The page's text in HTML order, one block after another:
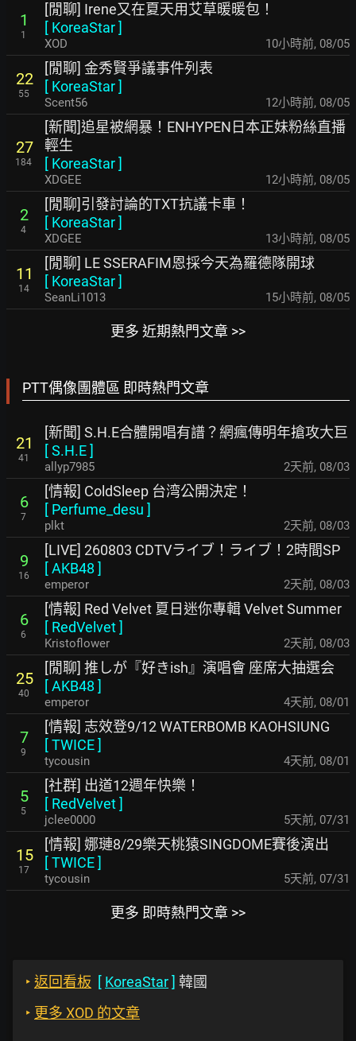
1
1
[閒聊] Irene又在夏天用艾草暖暖包！
[ KoreaStar]
XOD 10小時前, 08/05
22
55
[閒聊] 金秀賢爭議事件列表
[ KoreaStar]
Scent56 12小時前, 08/05
27
184
[新聞]追星被網暴！ENHYPEN日本正妹粉絲直播
輕生
[ KoreaStar]
XDGEE 12小時前, 08/05
2
4
[閒聊]引發討論的TXT抗議卡車！
[ KoreaStar]
XDGEE 13小時前, 08/05
11
14
[閒聊] LE SSERAFIM恩採今天為羅德隊開球
[ KoreaStar]
SeanLi1013 15小時前, 08/05
更多 近期熱門文章 >>
PTT偶像團體區 即時熱門文章
21
41
[新聞] S.H.E合體開唱有譜？網瘋傳明年搶攻大巨
[S.H.E]
allyp7985 2天前, 08/03
6
7
[情報] ColdSleep 台湾公開決定！
[ Perfume_desu ]
plkt 2天前, 08/03
9
16
[LIVE] 260803 CDTVライブ！ライブ！2時間SP
[AKB48 ]
emperor 2天前, 08/03
6
6
[情報] Red Velvet 夏日迷你專輯 Velvet Summer
[ RedVelvet]
Kristoflower 2天前, 08/03
25
40
[閒聊] 推しが『好きish』演唱會 座席大抽選会
[AKB48 ]
emperor 4天前, 08/01
7
9
[情報] 志效登9/12 WATERBOMB KAOHSIUNG
[TWICE]
tycousin 4天前, 08/01
5
5
[社群] 出道12週年快樂！
[ RedVelvet]
jclee0000 5天前, 07/31
15
17
[情報] 娜璉8/29樂天桃猿SINGDOME賽後演出
[TWICE]
tycousin 5天前, 07/31
更多 即時熱門文章 >>
‣ 返回看板 [ KoreaStar] 韓國
‣ 更多 XOD 的文章